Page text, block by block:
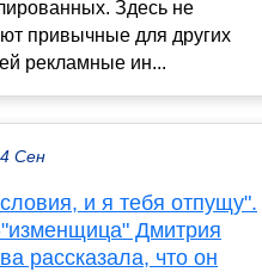
Здесь не
привычные для других
рекламные ин...
Сен
и я тебя отпущу".
Дмитрия
рассказала, что он